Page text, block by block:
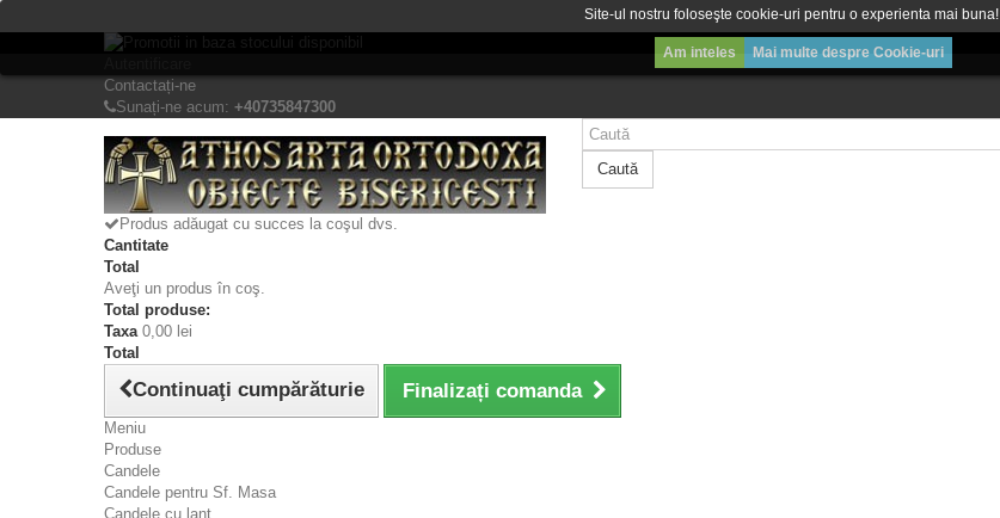
Contactați-ne
Sunați-ne acum: +40735847300
Caută
Produs adăugat cu succes la coşul dvs.
Cantitate
Total
Aveţi un produs în coş.
Total produse:
Taxa 0,00 lei
Total
Continuaţi cumpărăturie Finalizați comanda
Meniu
Produse
Candele
Candele pentru Sf. Masa
Candele cu lant
Site-ul nostru foloseşte cookie-uri pentru o experienta mai buna!
Am inteles Mai multe despre Cookie-uri